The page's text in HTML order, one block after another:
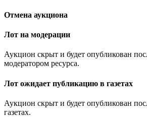
Отмена аукциона
Лот на модерации
Аукцион скрыт и будет опубликован
модератором ресурса.
Лот ожидает публикацию в газетах
Аукцион скрыт и будет опубликован
газетах.